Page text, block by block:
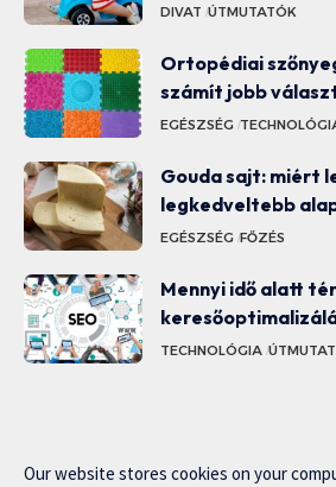
DIVAT ÚTMUTATÓK
Ortopédiai
számít jobb
EGÉSZSÉG
Gouda sajt: miért
legkedveltebb
EGÉSZSÉG FŐZÉS
Mennyi idő alatt
TECHNOLÓGIA
Our website stores cookies on your